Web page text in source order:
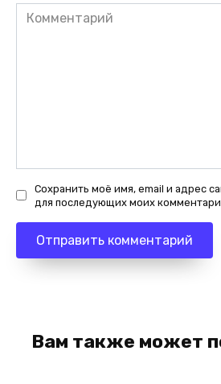
Комментарий
Сохранить моё имя, email и адрес
для последующих моих
Вам также может